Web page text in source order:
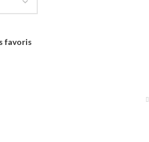
favoris